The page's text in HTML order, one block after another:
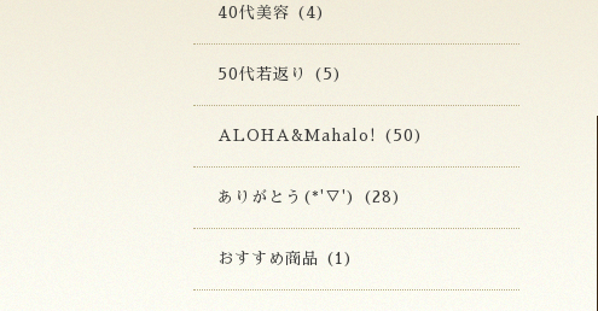
40代美容 (4)
50代若返り (5)
ALOHA&Mahalo! (50)
ありがとう(*'▽') (28)
おすすめ商品 (1)